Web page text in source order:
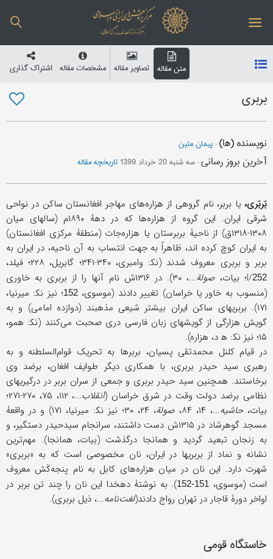
متن مقاله تصاویر مقاله مشخصات مقاله اشتراک گذاری
بربری
نویسنده (ها): پیمان متین
آخرین بروز رسانی: سه شنبه 20 خرداد 1399 تاریخچه مقاله
بَربَری، یا بربر، نام گروهی از هزاره‌های مهاجر افغانستان ساکن در نواحی
شرقی ایران. این گروه از هزاره‌ها که در دهۀ ۱۸۹۰م (سالهای میان
۱۳۰۸-۱۳۱۸ق) از ناحیۀ بربرستان یا هزاره‌جات (منطقۀ مرکزی افغانستان)
به ایران کوچ کرده اند، ظاهراً به جهت انتساب به آن ناحیه، در ایران به
بربر و بربری معروف شدند (نک‍‍: وامبری، ۳۴۰-۳۴۱؛ گابریل، ۲۲۸؛ فیلد،
I/252 ؛ بیات،صولة
...، ۳۰). در ۱۳۱۶ش نام آنها را از بربری به خاوری
(منسوب به خاور یا خراسان) تغییر دادند (موسوی، 152؛ نیز نک‍: میرنیا،
۱۷۱). بربریهای ساکن ایران بیشتر شیعی مذهبند (دوازده امامی) و به
گویش هزارگی از گویشهای زبان فارسی دری صحبت می‌کنند (نک‍: همو،
۱۵؛ نیز نک‍‍: ﻫ د، هزاره).
در قیام کلنل محمدتقی پسیان، بربرها به تحریک قوام‌السلطنه و به
رهبری سید حیدر بربری، با همکاری دیگر طوایف افغان، برضد وی
برخاستند. همچنین سید‍‍‍‍ حیدر بربری و جمعی از سران بربر در درگیریهای
نظامی برضد دولت وقت در شرق خراسان (انقلاب
...، ۱۱۲، ۷۵، ۲۷۰-۲۷۱؛
بیات،حاشیه...، ۱۴، ۸۴، صولة
، ۲۴، ۳۰؛ نیز نک‍‍: میرنیا، ۱۷۱) و در واقعۀ
مسجد گوهرشاد در ۱۳۱۵ش دست داشتند، سرانجام سیدحیدر دستگیر، و
به زنجان تبعید گردید و همانجا درگذشت (بیات، همانجا). مهم‌ترین
نشانه و نماد از بربریها در ایران، نان مخصوصی است که به «بربری»
شهرت دارد. این نان در میان هزاره‌های کابل به نام پنجه‌کَش معروف
است (موسوی، 151-152
). به نوشتۀ دهخدا این نان را چند تن بربر در
اواخر دورۀ قاجار در تهران رواج دادند(لغت‌نامه...، ذیل بربری).
خاستگاه قومی